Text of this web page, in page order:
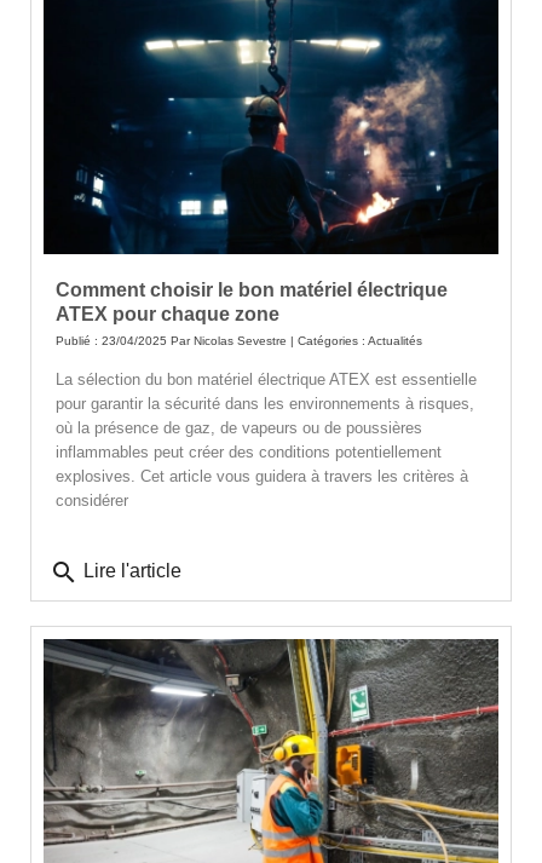
Comment choisir le bon matériel électrique
ATEX pour chaque zone
Publié : 23/04/2025 ParNicolas Sevestre | Catégories : Actualités
La sélection du bon matériel électrique ATEX est essentielle
pour garantir la sécurité dans les environnements à risques,
où la présence de gaz, de vapeurs ou de poussières
inflammables peut créer des conditions potentiellement
explosives. Cet article vous guidera à travers les critères à
considérer
search Lire l'article